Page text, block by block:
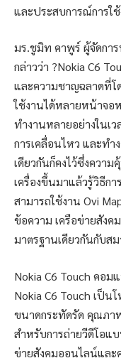
และประสบการณ์การใ
มร.ชูมิท คาพูร์ ผู้จัดกา
กล่าวว่า ?Nokia C6
และความชาญฉลาดที่โ
ใช้งานได้หลายหน้าจอ
ทำงานหลายอย่างในเ
การเคลื่อนไหว และทำ
เดียวกันก็คงไว้ซึ่งควา
เครื่องขึ้นมาแล้วรู้วิธีก
สามารถใช้งาน Ovi
ข้อความ เครือข่ายสัง
มาตรฐานเดียวกันกับส
Nokia C6 Touch คอ
Nokia C6 Touch เป็
ขนาดกระทัดรัด คุณภา
สำหรับการถ่ายวีดีโอแ
ข่ายสังคมออนไลน์และ